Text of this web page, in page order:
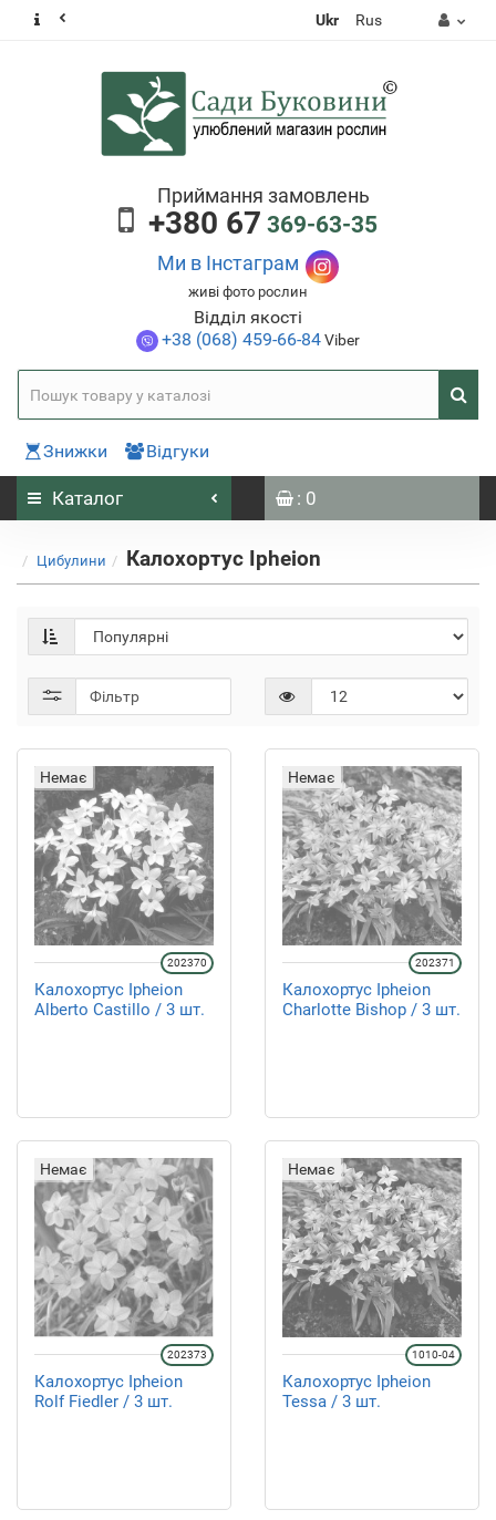
Ukr Rus
Приймання замовлень
+380 67 369-63-35
Ми в Інстаграм
живі фото рослин
Відділ якості
+38 (068) 459-66-84Viber
Знижки Відгуки
Каталог : 0
Цибулини Калохортус Ipheion
Фільтр
Немає
Калохортус Ipheion
Alberto Castillo / 3 шт.
202370
Немає
Калохортус Ipheion
Charlotte Bishop / 3 шт.
202371
Немає
Калохортус Ipheion
Rolf Fiedler / 3 шт.
202373
Немає
Калохортус Ipheion
Tessa / 3 шт.
1010-04